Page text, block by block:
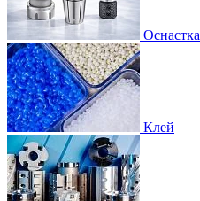
Оснастка
Клей